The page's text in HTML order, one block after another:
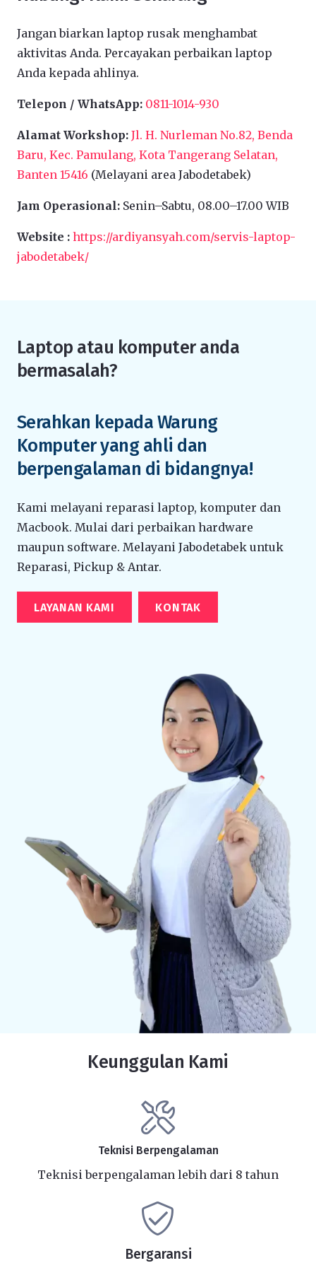
Jangan biarkan laptop rusak menghambat
aktivitas Anda. Percayakan perbaikan laptop
Anda kepada ahlinya.
Telepon / WhatsApp: 0811-1014-930
Alamat Workshop: Jl. H. Nurleman No.82, Benda
Baru, Kec. Pamulang, Kota Tangerang Selatan,
Banten 15416 (Melayani area Jabodetabek)
Jam Operasional: Senin–Sabtu, 08.00–17.00 WIB
Website : https://ardiyansyah.com/servis-laptop-
jabodetabek/
Laptop atau komputer anda
bermasalah?
Serahkan kepada Warung
Komputer yang ahli dan
berpengalaman di bidangnya!
Kami melayani reparasi laptop, komputer dan
Macbook. Mulai dari perbaikan hardware
maupun software. Melayani Jabodetabek untuk
Reparasi, Pickup & Antar.
LAYANAN KAMI KONTAK
Keunggulan Kami
Teknisi Berpengalaman
Teknisi berpengalaman lebih dari 8 tahun
Bergaransi